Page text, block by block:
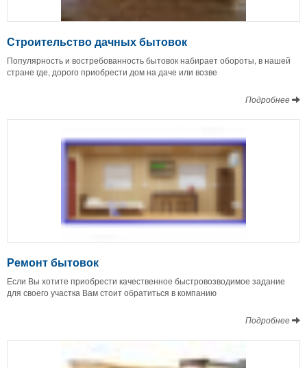
Строительство дачных бытовок
Популярность и востребованность бытовок набирает обороты, в нашей
стране где, дорого приобрести дом на даче или возве
Подробнее
Ремонт бытовок
Если Вы хотите приобрести качественное быстровозводимое задание
для своего участка Вам стоит обратиться в компанию
Подробнее